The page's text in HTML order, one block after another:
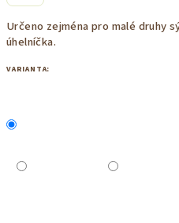
Určeno zejména pro malé druhy
úhelníčka.
VARIANTA: